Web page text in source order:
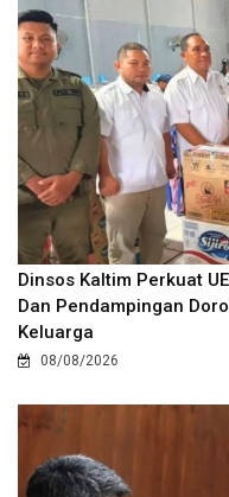
Dinsos Kaltim Perkuat
Dan Pendampingan
Keluarga
08/08/2026